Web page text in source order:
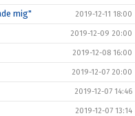
mig" 2019-12-11 18:00
2019-12-09 20:00
2019-12-08 16:00
2019-12-07 20:00
2019-12-07 14:46
2019-12-07 13:14